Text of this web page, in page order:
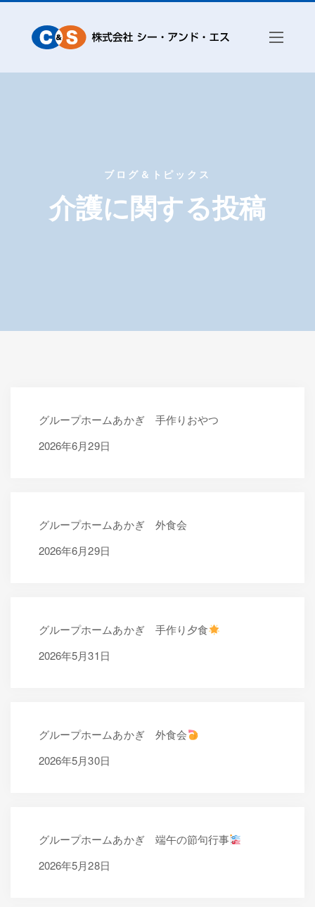
ブログ＆トピックス
介護に関する投稿
グループホームあかぎ 手作りおやつ
2026年6月29日
グループホームあかぎ 外食会
2026年6月29日
グループホームあかぎ 手作り夕食
2026年5月31日
グループホームあかぎ 外食会
2026年5月30日
グループホームあかぎ 端午の節句行事
2026年5月28日